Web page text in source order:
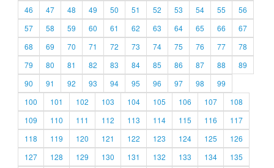
46
47 48 49 50 51 52 53 54 55
56
57
58 59 60 61 62 63 64 65 66
67
68
69 70 71 72 73 74 75 76 77
78
79
80 81 82 83 84 85 86 87 88
89
90
91 92 93 94 95 96 97 98
99
100
101 102 103 104 105 106 107
108
109
110 111 112 113 114 115 116
117
118
119 120 121 122 123 124 125
126
127
128 129 130 131 132 133 134
135